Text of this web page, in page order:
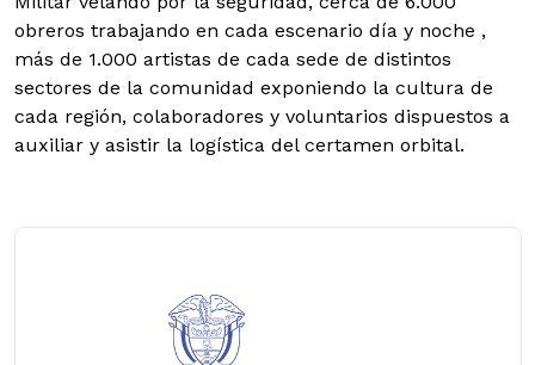
obreros trabajando en cada escenario día y noche ,
más de 1.000 artistas de cada sede de distintos
sectores de la comunidad exponiendo la cultura de
cada región, colaboradores y voluntarios dispuestos a
auxiliar y asistir la logística del certamen orbital.